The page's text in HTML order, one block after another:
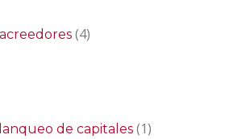
(4)
de capitales (1)